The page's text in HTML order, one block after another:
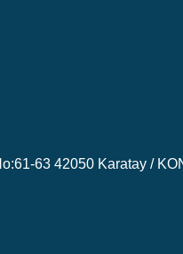
63 42050 Karatay /